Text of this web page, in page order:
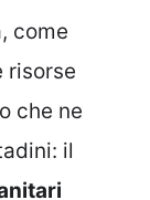
come
risorse
che ne
il